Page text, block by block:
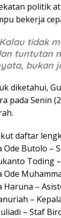
politik
bekerja
tidak
tuntutan
bukan
diketahui,
pada Senin
daftar
Ode Butolo –
Toding
Ode
Haruna –
–
– Staf